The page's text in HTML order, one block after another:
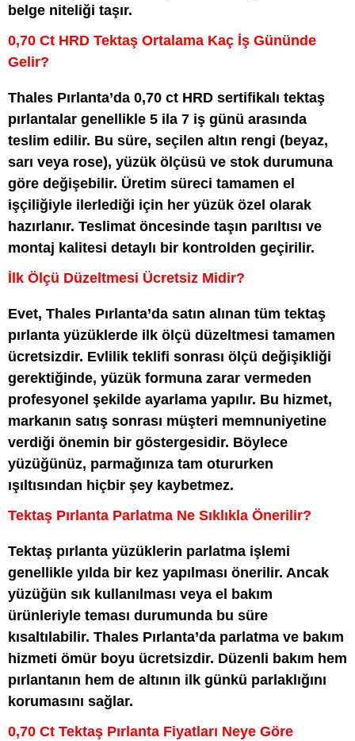
belge niteliği taşır.
0,70 Ct HRD Tektaş Ortalama Kaç İş Gününde
Gelir?
Thales Pırlanta’da 0,70 ct HRD sertifikalı tektaş
pırlantalar genellikle 5 ila 7 iş günü arasında
teslim edilir. Bu süre, seçilen altın rengi (beyaz,
sarı veya rose), yüzük ölçüsü ve stok durumuna
göre değişebilir. Üretim süreci tamamen el
işçiliğiyle ilerlediği için her yüzük özel olarak
hazırlanır. Teslimat öncesinde taşın parıltısı ve
montaj kalitesi detaylı bir kontrolden geçirilir.
İlk Ölçü Düzeltmesi Ücretsiz Midir?
Evet, Thales Pırlanta’da satın alınan tüm tektaş
pırlanta yüzüklerde ilk ölçü düzeltmesi tamamen
ücretsizdir. Evlilik teklifi sonrası ölçü değişikliği
gerektiğinde, yüzük formuna zarar vermeden
profesyonel şekilde ayarlama yapılır. Bu hizmet,
markanın satış sonrası müşteri memnuniyetine
verdiği önemin bir göstergesidir. Böylece
yüzüğünüz, parmağınıza tam otururken
ışıltısından hiçbir şey kaybetmez.
Tektaş Pırlanta Parlatma Ne Sıklıkla Önerilir?
Tektaş pırlanta yüzüklerin parlatma işlemi
genellikle yılda bir kez yapılması önerilir. Ancak
yüzüğün sık kullanılması veya el bakım
ürünleriyle teması durumunda bu süre
kısaltılabilir. Thales Pırlanta’da parlatma ve bakım
hizmeti ömür boyu ücretsizdir. Düzenli bakım hem
pırlantanın hem de altının ilk günkü parlaklığını
korumasını sağlar.
0,70 Ct Tektaş Pırlanta Fiyatları Neye Göre